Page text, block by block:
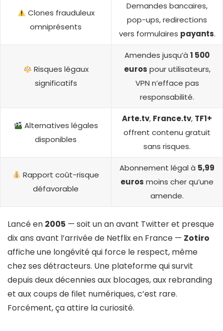
Clones frauduleux
omniprésents
Demandes bancaires,
pop-ups, redirections
vers formulaires payants.
Risques légaux
significatifs
Amendes jusqu’à 1 500
euros pour utilisateurs,
VPN n’efface pas
responsabilité.
Alternatives légales
disponibles
Arte.tv, France.tv, TF1+
offrent contenu gratuit
sans risques.
Rapport coût-risque
défavorable
Abonnement légal à 5,99
euros moins cher qu’une
amende.
Lancé en 2005 — soit un an avant Twitter et presque
dix ans avant l’arrivée de Netflix en France — Zotiro
affiche une longévité qui force le respect, même
chez ses détracteurs. Une plateforme qui survit
depuis deux décennies aux blocages, aux rebranding
et aux coups de filet numériques, c’est rare.
Forcément, ça attire la curiosité.